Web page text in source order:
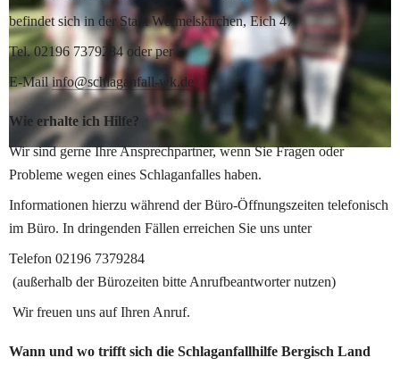
befindet sich in der Stadt Wermelskirchen, Eich 47
Tel. 02196 7379284 oder per
E-Mail info@schlaganfall-wk.de
Wie erhalte ich Hilfe?
Wir sind gerne Ihre Ansprechpartner, wenn Sie Fragen oder
Probleme wegen eines Schlaganfalles haben.
Informationen hierzu während der Büro-Öffnungszeiten telefonisch
im Büro. In dringenden Fällen erreichen Sie uns unter
Telefon 02196 7379284
(außerhalb der Bürozeiten bitte Anrufbeantworter nutzen)
Wir freuen uns auf Ihren Anruf.
Wann und wo trifft sich die Schlaganfallhilfe Bergisch Land